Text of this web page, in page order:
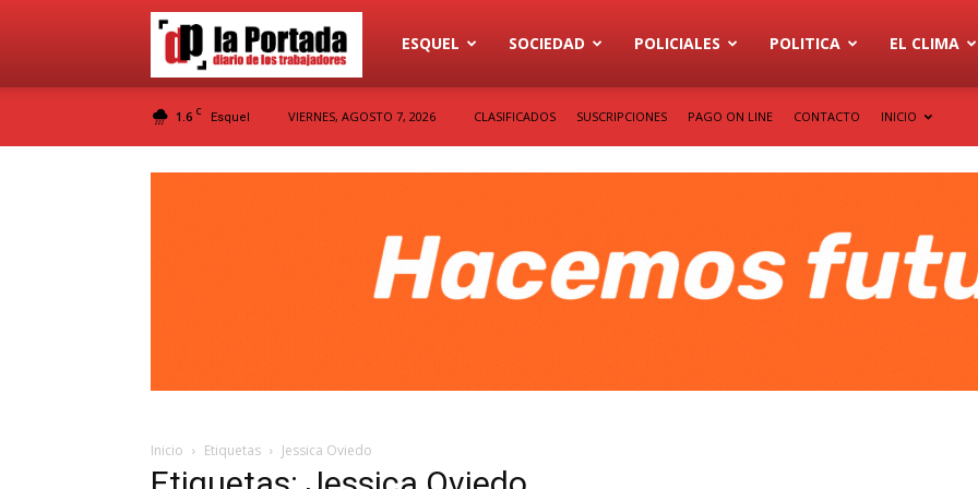
Diario
ESQUEL SOCIEDAD POLICIALES POLITICA EL CLIMA
1.6 C Esquel VIERNES, AGOSTO 7, 2026 CLASIFICADOS SUSCRIPCIONES PAGO ON LINE CONTACTO INICIO
Inicio Etiquetas Jessica Oviedo